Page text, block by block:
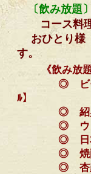
〔飲み放題
コース料
おひとり様
す。
《飲み放
◎
ﾙ】
◎
◎
◎
◎
◎